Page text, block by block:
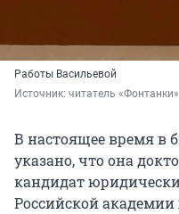
Работы Васильевой
Источник: читатель «Фонтанки»
В настоящее время в
указано, что она
кандидат
Российской академии